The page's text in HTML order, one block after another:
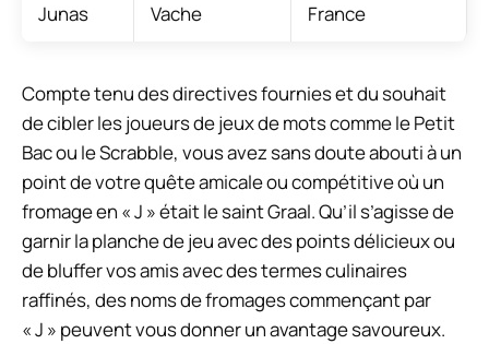
Junas Vache France
Compte tenu des directives fournies et du souhait
de cibler les joueurs de jeux de mots comme le Petit
Bac ou le Scrabble, vous avez sans doute abouti à un
point de votre quête amicale ou compétitive où un
fromage en « J » était le saint Graal. Qu’il s’agisse de
garnir la planche de jeu avec des points délicieux ou
de bluffer vos amis avec des termes culinaires
raffinés, des noms de fromages commençant par
« J » peuvent vous donner un avantage savoureux.